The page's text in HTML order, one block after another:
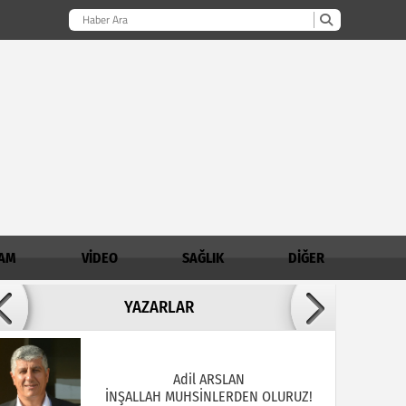
VİDEO SAĞLIK DİĞER
YAZARLAR
İNŞALLAH MUHSİNLERDEN OLURUZ!
Şube Müdürü
Madde Bağımlılığında Aile - Genç İlişkisi